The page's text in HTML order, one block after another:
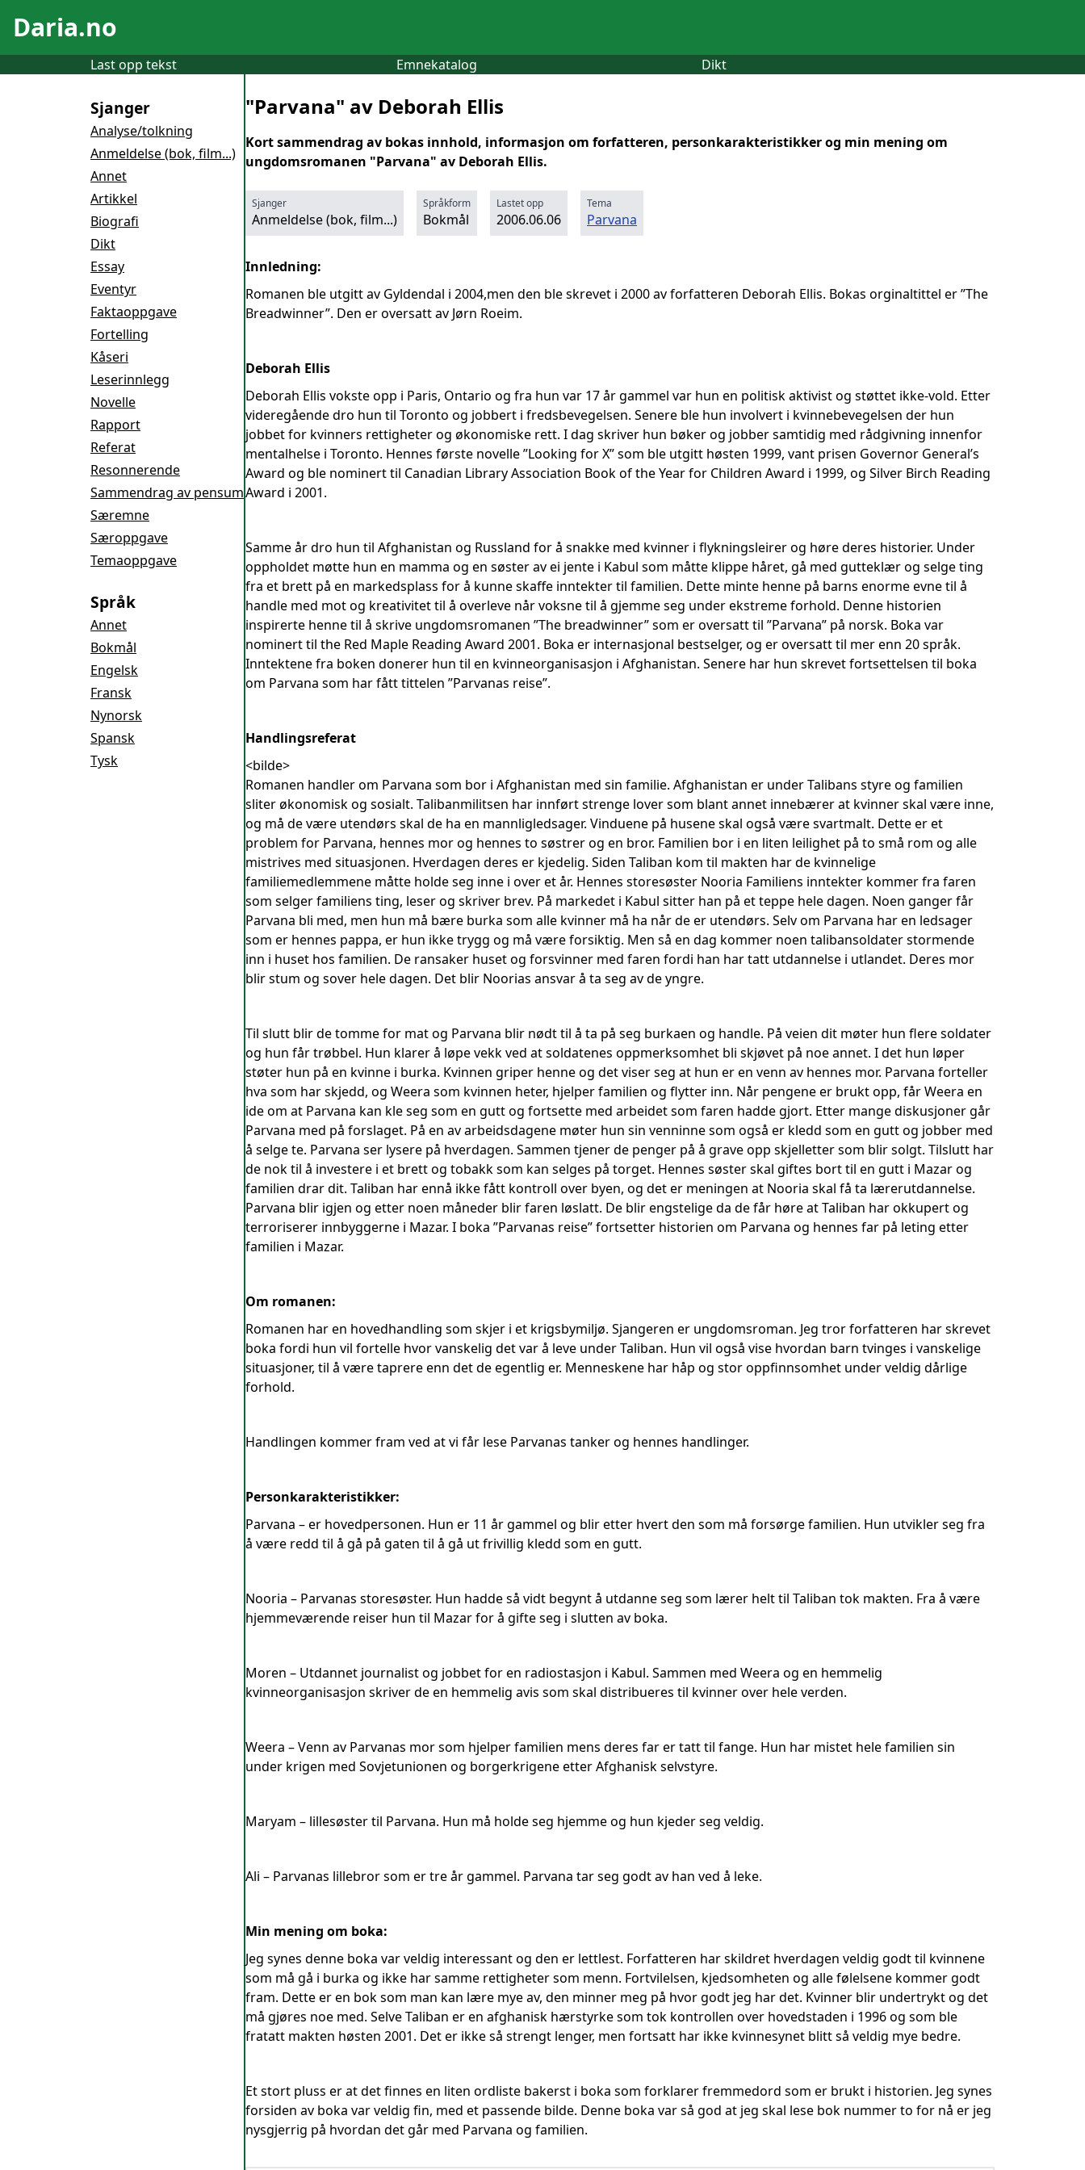
Daria.no
Last opp tekst Emnekatalog Dikt
Sjanger
Analyse/tolkning
Anmeldelse (bok, film...)
Annet
Artikkel
Biografi
Dikt
Essay
Eventyr
Faktaoppgave
Fortelling
Kåseri
Leserinnlegg
Novelle
Rapport
Referat
Resonnerende
Sammendrag av pensum
Særemne
Særoppgave
Temaoppgave
Språk
Annet
Bokmål
Engelsk
Fransk
Nynorsk
Spansk
Tysk
"Parvana" av Deborah Ellis
Kort sammendrag av bokas innhold, informasjon om forfatteren, personkarakteristikker og min mening om
ungdomsromanen "Parvana" av Deborah Ellis.
Sjanger
Anmeldelse (bok, film...)
Språkform
Bokmål
Lastet opp
2006.06.06
Tema
Parvana
Innledning:
Romanen ble utgitt av Gyldendal i 2004,men den ble skrevet i 2000 av forfatteren Deborah Ellis. Bokas orginaltittel er ”The
Breadwinner”. Den er oversatt av Jørn Roeim.
Deborah Ellis
Deborah Ellis vokste opp i Paris, Ontario og fra hun var 17 år gammel var hun en politisk aktivist og støttet ikke-vold. Etter
videregående dro hun til Toronto og jobbert i fredsbevegelsen. Senere ble hun involvert i kvinnebevegelsen der hun
jobbet for kvinners rettigheter og økonomiske rett. I dag skriver hun bøker og jobber samtidig med rådgivning innenfor
mentalhelse i Toronto. Hennes første novelle ”Looking for X” som ble utgitt høsten 1999, vant prisen Governor General’s
Award og ble nominert til Canadian Library Association Book of the Year for Children Award i 1999, og Silver Birch Reading
Award i 2001.
Samme år dro hun til Afghanistan og Russland for å snakke med kvinner i flykningsleirer og høre deres historier. Under
oppholdet møtte hun en mamma og en søster av ei jente i Kabul som måtte klippe håret, gå med gutteklær og selge ting
fra et brett på en markedsplass for å kunne skaffe inntekter til familien. Dette minte henne på barns enorme evne til å
handle med mot og kreativitet til å overleve når voksne til å gjemme seg under ekstreme forhold. Denne historien
inspirerte henne til å skrive ungdomsromanen ”The breadwinner” som er oversatt til ”Parvana” på norsk. Boka var
nominert til the Red Maple Reading Award 2001. Boka er internasjonal bestselger, og er oversatt til mer enn 20 språk.
Inntektene fra boken donerer hun til en kvinneorganisasjon i Afghanistan. Senere har hun skrevet fortsettelsen til boka
om Parvana som har fått tittelen ”Parvanas reise”.
Handlingsreferat
<bilde>
Romanen handler om Parvana som bor i Afghanistan med sin familie. Afghanistan er under Talibans styre og familien
sliter økonomisk og sosialt. Talibanmilitsen har innført strenge lover som blant annet innebærer at kvinner skal være inne,
og må de være utendørs skal de ha en mannligledsager. Vinduene på husene skal også være svartmalt. Dette er et
problem for Parvana, hennes mor og hennes to søstrer og en bror. Familien bor i en liten leilighet på to små rom og alle
mistrives med situasjonen. Hverdagen deres er kjedelig. Siden Taliban kom til makten har de kvinnelige
familiemedlemmene måtte holde seg inne i over et år. Hennes storesøster Nooria Familiens inntekter kommer fra faren
som selger familiens ting, leser og skriver brev. På markedet i Kabul sitter han på et teppe hele dagen. Noen ganger får
Parvana bli med, men hun må bære burka som alle kvinner må ha når de er utendørs. Selv om Parvana har en ledsager
som er hennes pappa, er hun ikke trygg og må være forsiktig. Men så en dag kommer noen talibansoldater stormende
inn i huset hos familien. De ransaker huset og forsvinner med faren fordi han har tatt utdannelse i utlandet. Deres mor
blir stum og sover hele dagen. Det blir Noorias ansvar å ta seg av de yngre.
Til slutt blir de tomme for mat og Parvana blir nødt til å ta på seg burkaen og handle. På veien dit møter hun flere soldater
og hun får trøbbel. Hun klarer å løpe vekk ved at soldatenes oppmerksomhet bli skjøvet på noe annet. I det hun løper
støter hun på en kvinne i burka. Kvinnen griper henne og det viser seg at hun er en venn av hennes mor. Parvana forteller
hva som har skjedd, og Weera som kvinnen heter, hjelper familien og flytter inn. Når pengene er brukt opp, får Weera en
ide om at Parvana kan kle seg som en gutt og fortsette med arbeidet som faren hadde gjort. Etter mange diskusjoner går
Parvana med på forslaget. På en av arbeidsdagene møter hun sin venninne som også er kledd som en gutt og jobber med
å selge te. Parvana ser lysere på hverdagen. Sammen tjener de penger på å grave opp skjelletter som blir solgt. Tilslutt har
de nok til å investere i et brett og tobakk som kan selges på torget. Hennes søster skal giftes bort til en gutt i Mazar og
familien drar dit. Taliban har ennå ikke fått kontroll over byen, og det er meningen at Nooria skal få ta lærerutdannelse.
Parvana blir igjen og etter noen måneder blir faren løslatt. De blir engstelige da de får høre at Taliban har okkupert og
terroriserer innbyggerne i Mazar. I boka ”Parvanas reise” fortsetter historien om Parvana og hennes far på leting etter
familien i Mazar.
Om romanen:
Romanen har en hovedhandling som skjer i et krigsbymiljø. Sjangeren er ungdomsroman. Jeg tror forfatteren har skrevet
boka fordi hun vil fortelle hvor vanskelig det var å leve under Taliban. Hun vil også vise hvordan barn tvinges i vanskelige
situasjoner, til å være taprere enn det de egentlig er. Menneskene har håp og stor oppfinnsomhet under veldig dårlige
forhold.
Handlingen kommer fram ved at vi får lese Parvanas tanker og hennes handlinger.
Personkarakteristikker:
Parvana – er hovedpersonen. Hun er 11 år gammel og blir etter hvert den som må forsørge familien. Hun utvikler seg fra
å være redd til å gå på gaten til å gå ut frivillig kledd som en gutt.
Nooria – Parvanas storesøster. Hun hadde så vidt begynt å utdanne seg som lærer helt til Taliban tok makten. Fra å være
hjemmeværende reiser hun til Mazar for å gifte seg i slutten av boka.
Moren – Utdannet journalist og jobbet for en radiostasjon i Kabul. Sammen med Weera og en hemmelig
kvinneorganisasjon skriver de en hemmelig avis som skal distribueres til kvinner over hele verden.
Weera – Venn av Parvanas mor som hjelper familien mens deres far er tatt til fange. Hun har mistet hele familien sin
under krigen med Sovjetunionen og borgerkrigene etter Afghanisk selvstyre.
Maryam – lillesøster til Parvana. Hun må holde seg hjemme og hun kjeder seg veldig.
Ali – Parvanas lillebror som er tre år gammel. Parvana tar seg godt av han ved å leke.
Min mening om boka:
Jeg synes denne boka var veldig interessant og den er lettlest. Forfatteren har skildret hverdagen veldig godt til kvinnene
som må gå i burka og ikke har samme rettigheter som menn. Fortvilelsen, kjedsomheten og alle følelsene kommer godt
fram. Dette er en bok som man kan lære mye av, den minner meg på hvor godt jeg har det. Kvinner blir undertrykt og det
må gjøres noe med. Selve Taliban er en afghanisk hærstyrke som tok kontrollen over hovedstaden i 1996 og som ble
fratatt makten høsten 2001. Det er ikke så strengt lenger, men fortsatt har ikke kvinnesynet blitt så veldig mye bedre.
Et stort pluss er at det finnes en liten ordliste bakerst i boka som forklarer fremmedord som er brukt i historien. Jeg synes
forsiden av boka var veldig fin, med et passende bilde. Denne boka var så god at jeg skal lese bok nummer to for nå er jeg
nysgjerrig på hvordan det går med Parvana og familien.